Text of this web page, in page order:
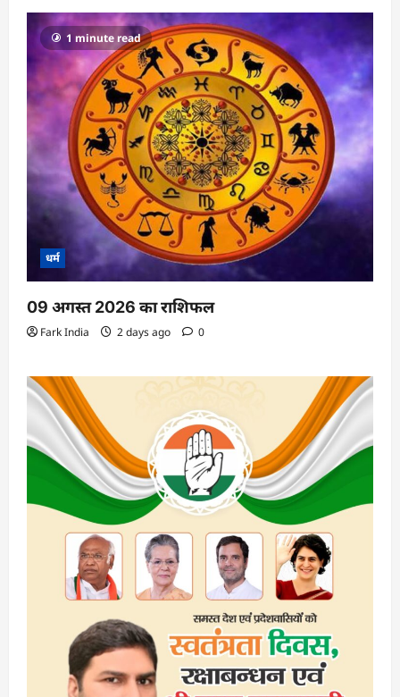
1 minute read
धर्म
09 अगस्त 2026 का राशिफल
Fark India 2 days ago 0